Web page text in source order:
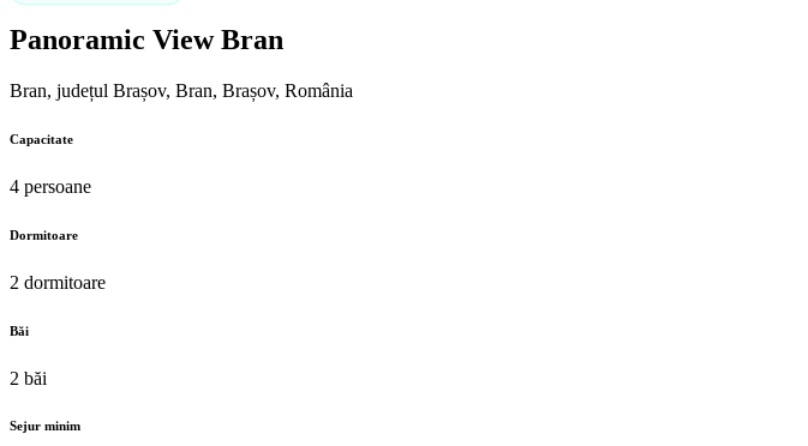
Panoramic View Bran
Bran, județul Brașov, Bran, Brașov, România
Capacitate
4 persoane
Dormitoare
2 dormitoare
Băi
2 băi
Sejur minim